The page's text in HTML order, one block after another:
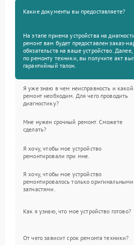
Какие документы вы предоставляете?
На этапе приема устройства на
ремонт вам будет предоставлен заказ-
обязательств на ваше устройство.
по ремонту техники, вы получите акт
гарантийный талон.
Я уже знаю в чем неисправность и какой
ремонт необходим. Для чего проводить
диагностику?
Мне нужен срочный ремонт. Сможете
сделать?
Я хочу, чтобы мое устройство
ремонтировали при мне.
Я хочу, чтобы мое устройство
ремонтировалось только оригинальными
запчастями.
Как я узнаю, что мое устройство готово?
От чего зависит срок ремонта техники?